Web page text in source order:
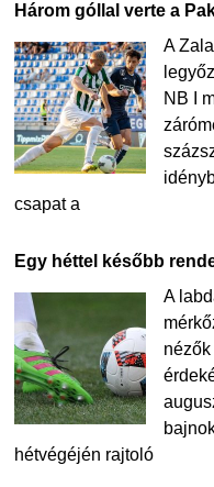
Három góllal verte a
A
NB I
csapat a
Egy héttel később
A
hétvégéjén rajtoló